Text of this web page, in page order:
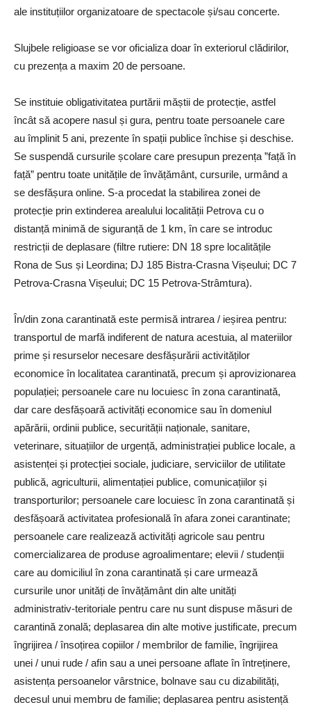
ale instituțiilor organizatoare de spectacole și/sau concerte.
Slujbele religioase se vor oficializa doar în exteriorul clădirilor,
cu prezența a maxim 20 de persoane.
Se instituie obligativitatea purtării măștii de protecție, astfel
încât să acopere nasul și gura, pentru toate persoanele care
au împlinit 5 ani, prezente în spații publice închise și deschise.
Se suspendă cursurile școlare care presupun prezența ”față în
față” pentru toate unitățile de învățământ, cursurile, urmând a
se desfășura online. S-a procedat la stabilirea zonei de
protecție prin extinderea arealului localității Petrova cu o
distanță minimă de siguranță de 1 km, în care se introduc
restricții de deplasare (filtre rutiere: DN 18 spre localitățile
Rona de Sus și Leordina; DJ 185 Bistra-Crasna Vișeului; DC 7
Petrova-Crasna Vișeului; DC 15 Petrova-Strâmtura).
În/din zona carantinată este permisă intrarea / ieșirea pentru:
transportul de marfă indiferent de natura acestuia, al materiilor
prime și resurselor necesare desfășurării activităților
economice în localitatea carantinată, precum și aprovizionarea
populației; persoanele care nu locuiesc în zona carantinată,
dar care desfășoară activități economice sau în domeniul
apărării, ordinii publice, securității naționale, sanitare,
veterinare, situațiilor de urgență, administrației publice locale, a
asistenței și protecției sociale, judiciare, serviciilor de utilitate
publică, agriculturii, alimentației publice, comunicațiilor și
transporturilor; persoanele care locuiesc în zona carantinată și
desfășoară activitatea profesională în afara zonei carantinate;
persoanele care realizează activități agricole sau pentru
comercializarea de produse agroalimentare; elevii / studenții
care au domiciliul în zona carantinată și care urmează
cursurile unor unități de învățământ din alte unități
administrativ-teritoriale pentru care nu sunt dispuse măsuri de
carantină zonală; deplasarea din alte motive justificate, precum
îngrijirea / însoțirea copiilor / membrilor de familie, îngrijirea
unei / unui rude / afin sau a unei persoane aflate în întreținere,
asistența persoanelor vârstnice, bolnave sau cu dizabilități,
decesul unui membru de familie; deplasarea pentru asistență